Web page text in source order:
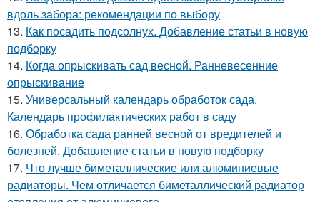
вдоль забора: рекомендации по выбору
13. Как посадить подсолнух. Добавление статьи в новую
подборку
14. Когда опрыскивать сад весной. Ранневесенние
опрыскивание
15. Универсальный календарь обработок сада.
Календарь профилактических работ в саду
16. Обработка сада ранней весной от вредителей и
болезней. Добавление статьи в новую подборку
17. Что лучше биметаллические или алюминиевые
радиаторы. Чем отличается биметаллический радиатор